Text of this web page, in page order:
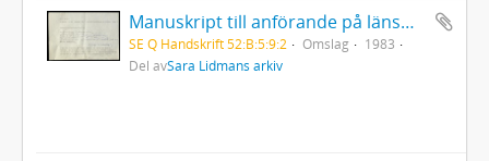
Manuskript till anförande på länsmuseet i Umeå vid invigningen av Sinnenas skog 12/6 1983
SE Q Handskrift 52:B:5:9:2 Omslag
1983
Del avSara Lidmans arkiv